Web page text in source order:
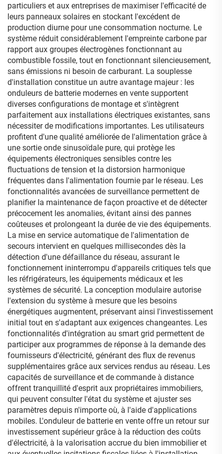
particuliers et aux entreprises de maximiser l'efficacité de
leurs panneaux solaires en stockant l'excédent de
production diurne pour une consommation nocturne. Le
système réduit considérablement l'empreinte carbone par
rapport aux groupes électrogènes fonctionnant au
combustible fossile, tout en fonctionnant silencieusement,
sans émissions ni besoin de carburant. La souplesse
d'installation constitue un autre avantage majeur : les
onduleurs de batterie modernes en vente supportent
diverses configurations de montage et s'intègrent
parfaitement aux installations électriques existantes, sans
nécessiter de modifications importantes. Les utilisateurs
profitent d'une qualité améliorée de l'alimentation grâce à
une sortie onde sinusoïdale pure, qui protège les
équipements électroniques sensibles contre les
fluctuations de tension et la distorsion harmonique
fréquentes dans l'alimentation fournie par le réseau. Les
fonctionnalités avancées de surveillance permettent de
planifier la maintenance de façon proactive et de détecter
précocement les anomalies, évitant ainsi des pannes
coûteuses et prolongeant la durée de vie des équipements.
La mise en service automatique de l'alimentation de
secours intervient en quelques millisecondes dès la
détection d'une défaillance du réseau, assurant le
fonctionnement ininterrompu d'appareils critiques tels que
les réfrigérateurs, les équipements médicaux et les
systèmes de sécurité. La conception modulaire autorise
l'extension du système à mesure que les besoins
énergétiques augmentent, préservant ainsi l'investissement
initial tout en s'adaptant aux exigences changeantes. Les
fonctionnalités d'intégration au smart grid permettent de
participer aux programmes de réponse à la demande des
fournisseurs d'électricité, générant des flux de revenus
supplémentaires grâce aux services rendus au réseau. Les
capacités de surveillance et de commande à distance
offrent tranquillité d'esprit aux propriétaires immobiliers,
qui peuvent consulter l'état du système et ajuster ses
paramètres depuis n'importe où, à l'aide d'applications
mobiles. L'onduleur de batterie en vente offre un retour sur
investissement supérieur grâce à la réduction des coûts
d'électricité, à la valorisation accrue du bien immobilier et